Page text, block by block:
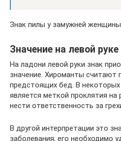
Знак пилы у замужней
Значение на левой руке
На ладони левой руки знак
значение. Хироманты считают
предстоящих бед. В некоторых
является меткой проклятия
нести ответственность за
В другой интерпретации это
заболевания, его необходимо